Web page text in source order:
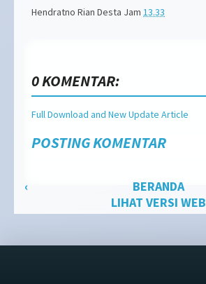
Hendratno Rian Desta Jam 13.33
0 KOMENTAR:
Full Download and New Update Article
POSTING KOMENTAR
‹
BERANDA
LIHAT VERSI WEB